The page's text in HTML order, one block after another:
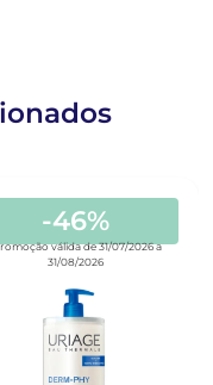
-46%
válida de 31/07/2026 a
31/08/2026